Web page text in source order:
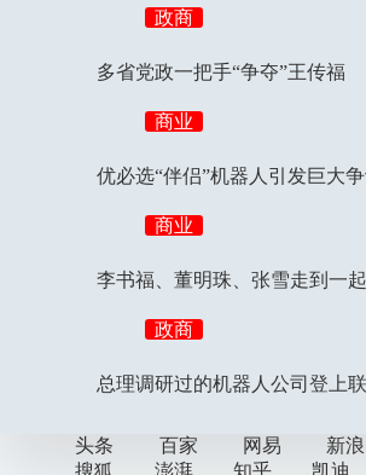
政商
多省党政一把手“争夺”王传福
商业
优必选“伴侣”机器人引发巨大
商业
李书福、董明珠、张雪走到一
政商
总理调研过的机器人公司登上
头条 百家 网易 新浪
搜狐
澎湃 知乎 凯迪